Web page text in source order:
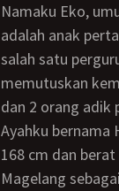
Namaku Eko, umurku 23 tahun dengan tinggi badan 175 cm dan berat 72 kg. Aku
adalah anak
salah satu
memutuskan
dan 2 orang adik
Ayahku bernama Haryo berusia 48 tahun dengan perawakan kulit agak gelap, tinggi
168 cm dan
Magelang